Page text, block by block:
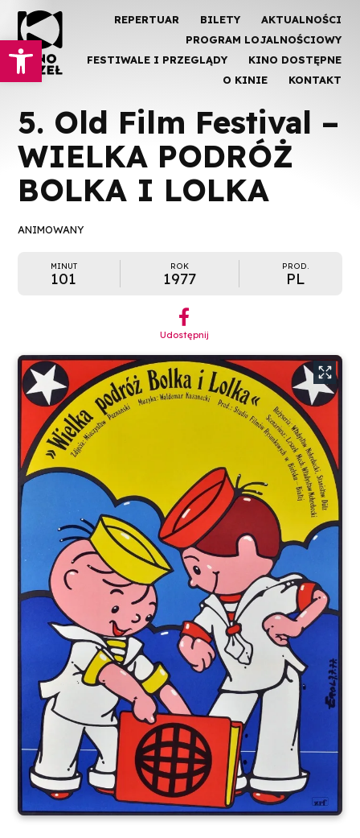
Otwórz pasek narzędzi
REPERTUAR BILETY
AKTUALNOŚCI
PROGRAM LOJALNOŚCIOWY
FESTIWALE I PRZEGLĄDY
KINO DOSTĘPNE
O KINIE
KONTAKT
5. Old Film Festival –
WIELKA PODRÓŻ
BOLKA I LOLKA
ANIMOWANY
MINUT
101
ROK
1977
PROD.
PL
︁
Udostępnij